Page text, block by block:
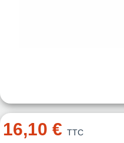
16,10 € TTC